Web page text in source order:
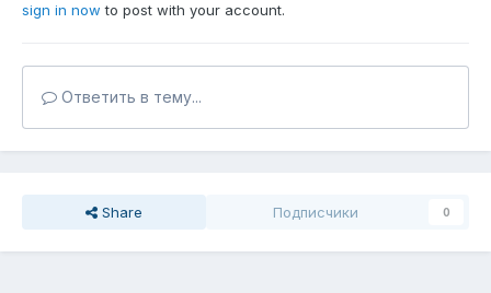
sign in now to post with your account.
Ответить в тему...
Share Подписчики 0